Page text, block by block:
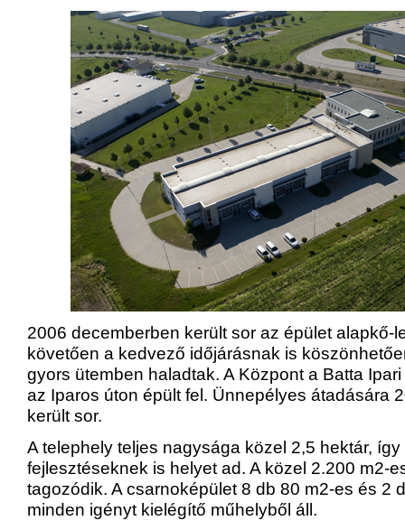
2006 decemberben került sor az épület alapkő-
követően a kedvező időjárásnak is
gyors ütemben haladtak. A Központ a Batta
az Iparos úton épült fel. Ünnepélyes átadására
került sor.
A telephely teljes nagysága közel 2,5 hektár,
fejlesztéseknek is helyet ad. A közel 2.200 m2-
tagozódik. A csarnoképület 8 db 80 m2-es és 2
minden igényt kielégítő műhelyből áll.